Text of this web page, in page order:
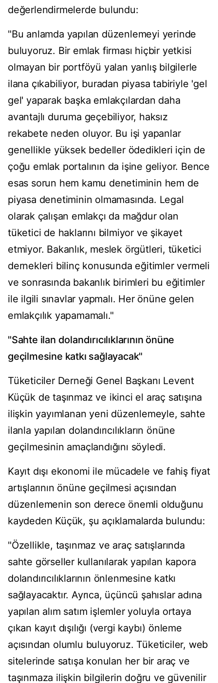
değerlendirmelerde bulundu:
"Bu anlamda yapılan düzenlemeyi yerinde
buluyoruz. Bir emlak firması hiçbir yetkisi
olmayan bir portföyü yalan yanlış bilgilerle
ilana çıkabiliyor, buradan piyasa tabiriyle 'gel
gel' yaparak başka emlakçılardan daha
avantajlı duruma geçebiliyor, haksız
rekabete neden oluyor. Bu işi yapanlar
genellikle yüksek bedeller ödedikleri için de
çoğu emlak portalının da işine geliyor. Bence
esas sorun hem kamu denetiminin hem de
piyasa denetiminin olmamasında. Legal
olarak çalışan emlakçı da mağdur olan
tüketici de haklarını bilmiyor ve şikayet
etmiyor. Bakanlık, meslek örgütleri, tüketici
dernekleri bilinç konusunda eğitimler vermeli
ve sonrasında bakanlık birimleri bu eğitimler
ile ilgili sınavlar yapmalı. Her önüne gelen
emlakçılık yapamamalı."
"Sahte ilan dolandırıcılıklarının önüne
geçilmesine katkı sağlayacak"
Tüketiciler Derneği Genel Başkanı Levent
Küçük de taşınmaz ve ikinci el araç satışına
ilişkin yayımlanan yeni düzenlemeyle, sahte
ilanla yapılan dolandırıcılıkların önüne
geçilmesinin amaçlandığını söyledi.
Kayıt dışı ekonomi ile mücadele ve fahiş fiyat
artışlarının önüne geçilmesi açısından
düzenlemenin son derece önemli olduğunu
kaydeden Küçük, şu açıklamalarda bulundu:
"Özellikle, taşınmaz ve araç satışlarında
sahte görseller kullanılarak yapılan kapora
dolandırıcılıklarının önlenmesine katkı
sağlayacaktır. Ayrıca, üçüncü şahıslar adına
yapılan alım satım işlemler yoluyla ortaya
çıkan kayıt dışılığı (vergi kaybı) önleme
açısından olumlu buluyoruz. Tüketiciler, web
sitelerinde satışa konulan her bir araç ve
taşınmaza ilişkin bilgilerin doğru ve güvenilir